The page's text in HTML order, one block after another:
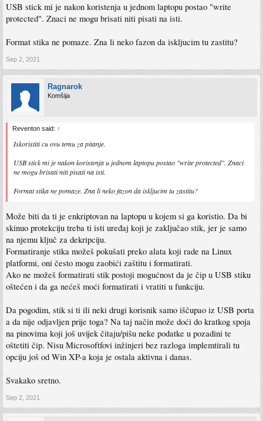
USB stick mi je nakon koristenja u jednom laptopu postao "write
protected". Znaci ne mogu brisati niti pisati na isti.
Format stika ne pomaze. Zna li neko fazon da iskljucim tu zastitu?
Sep 2, 2021
Ragnarok
Komšija
Reventon said: ↑
Iskoristiti cu ovu temu za pitanje.
USB stick mi je nakon koristenja u jednom laptopu postao "write protected". Znaci
ne mogu brisati niti pisati na isti.
Format stika ne pomaze. Zna li neko fazon da iskljucim tu zastitu?
Može biti da ti je enkriptovan na laptopu u kojem si ga koristio. Da bi
skinuo protekciju treba ti isti uređaj koji je zaključao stik, jer je samo
na njemu ključ za dekripciju.
Formatiranje stika možeš pokušati preko alata koji rade na Linux
platformi, oni često mogu zaobići zaštitu i formatirati.
Ako ne možeš formatirati stik postoji mogućnost da je čip u USB stiku
oštećen i da ga nećeš moći formatirati i vratiti u funkciju.
Da pogodim, stik si ti ili neki drugi korisnik samo iščupao iz USB porta
a da nije odjavljen prije toga? Na taj način može doći do kratkog spoja
na pinovima koji još uvijek čitaju/pišu neke podatke u pozadini te
oštetiti čip. Nisu Microsoftfovi inžinjeri bez razloga implemtirali tu
opciju još od Win XP-a koja je ostala aktivna i danas.
Svakako sretno.
Sep 2, 2021